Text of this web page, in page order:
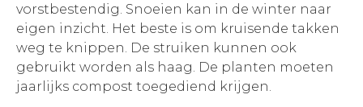
vorstbestendig. Snoeien kan in de winter naar
eigen inzicht. Het beste is om kruisende takken
weg te knippen. De struiken kunnen ook
gebruikt worden als haag. De planten moeten
jaarlijks compost toegediend krijgen.